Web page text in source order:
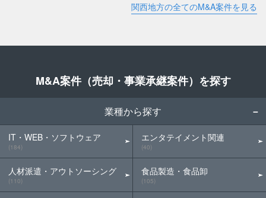
関西地方の全てのM&A案件を見る
M&A案件（売却・事業承継案件）を探す
業種から探す
IT・WEB・ソフトウェア
(184)
人材派遣・アウトソーシング
(110)
エンタテイメント関連
(40)
食品製造・食品卸
(105)